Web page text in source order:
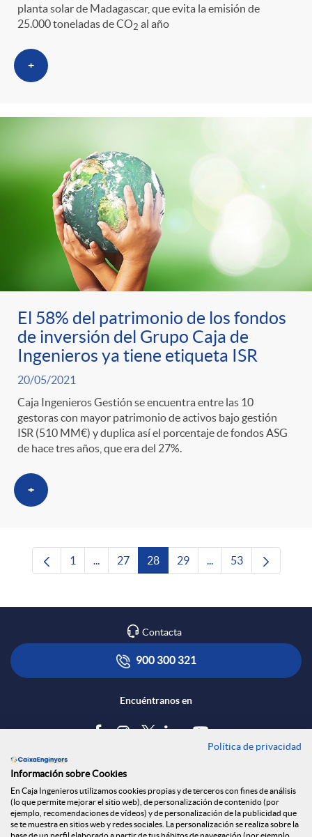
planta solar de Madagascar, que evita la emisión de
25.000 toneladas de CO2 al año
+
El 58% del patrimonio de los fondos
de inversión del Grupo Caja de
Ingenieros ya tiene etiqueta ISR
20/05/2021
Caja Ingenieros Gestión se encuentra entre las 10
gestoras con mayor patrimonio de activos bajo gestión
ISR (510 MM€) y duplica así el porcentaje de fondos ASG
de hace tres años, que era del 27%.
+
Página
1 ...Páginas intermedias Use TAB para
Página
27 Página
28 Página
29 ...Páginas intermedias
Página
53
Contacta
900 300 321
Encuéntranos en
Tablón de anuncios
Política de cookies
Aviso legal
Política de privacidad
Información sobre Cookies
En Caja Ingenieros utilizamos cookies propias y de terceros con fines de análisis
(lo que permite mejorar el sitio web), de personalización de contenido (por
ejemplo, recomendaciones de vídeos) y de personalización de la publicidad que
se te muestra en sitios web y redes sociales. La personalización se realiza sobre la